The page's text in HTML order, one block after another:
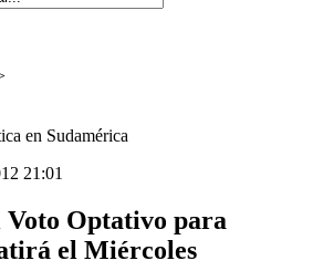
en Sudamérica
21:01
Optativo para
el Miércoles